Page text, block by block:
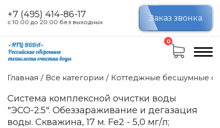
+7 (495) 414-86-17
с 10:00 до 20:00 без выходных Заказ звонка
0
Главная Все категории Коттеджные бесшумные
Система комплексной очистки воды
"ЭСО-2.5". Обеззараживание и дегазация
воды. Скважина, 17 м. Fe2 - 5,0 мг/л;